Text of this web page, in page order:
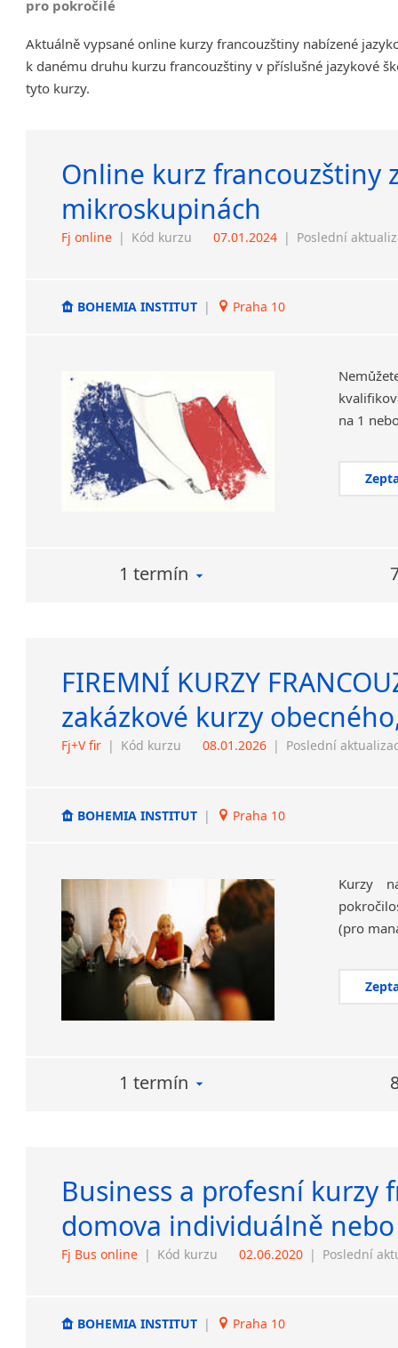
pro pokročilé
Aktuálně vypsané online kurzy francouzštiny nabízené
k danému druhu kurzu francouzštiny v příslušné jazykové
tyto kurzy.
Online kurz francouzštiny
mikroskupinách
Fj online | Kód kurzu 07.01.2024 | Poslední
BOHEMIA INSTITUT | Praha 10
1 termín
FIREMNÍ KURZY
zakázkové kurzy
Fj+V fir | Kód kurzu 08.01.2026 | Poslední
BOHEMIA INSTITUT | Praha 10
Kurzy
1 termín
Business a profesní
domova individuálně
Fj Bus online | Kód kurzu 02.06.2020 | Poslední
BOHEMIA INSTITUT | Praha 10